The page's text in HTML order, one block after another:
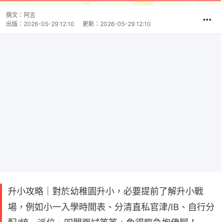
撰文： 阿言
出版： 2026-05-29 12:10 更新： 2026-05-29 12:10
升小攻略｜對於幼稚園升小，必要提前了解升小戰
場，例如小一入學時間表、分清直私官津/IB、自行分